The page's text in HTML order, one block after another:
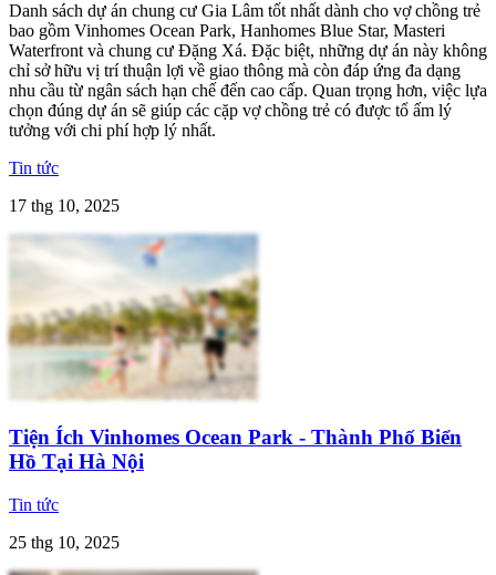
Danh sách dự án chung cư Gia Lâm tốt nhất dành cho vợ chồng trẻ
bao gồm Vinhomes Ocean Park, Hanhomes Blue Star, Masteri
Waterfront và chung cư Đặng Xá. Đặc biệt, những dự án này không
chỉ sở hữu vị trí thuận lợi về giao thông mà còn đáp ứng đa dạng
nhu cầu từ ngân sách hạn chế đến cao cấp. Quan trọng hơn, việc lựa
chọn đúng dự án sẽ giúp các cặp vợ chồng trẻ có được tổ ấm lý
tưởng với chi phí hợp lý nhất.
Tin tức
17 thg 10, 2025
Tiện Ích Vinhomes Ocean Park - Thành Phố Biển
Hồ Tại Hà Nội
Tin tức
25 thg 10, 2025